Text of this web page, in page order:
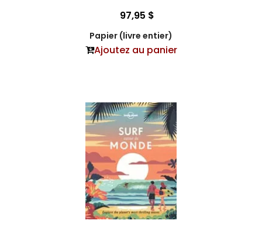
97,95 $
Papier (livre entier)
Ajoutez au panier